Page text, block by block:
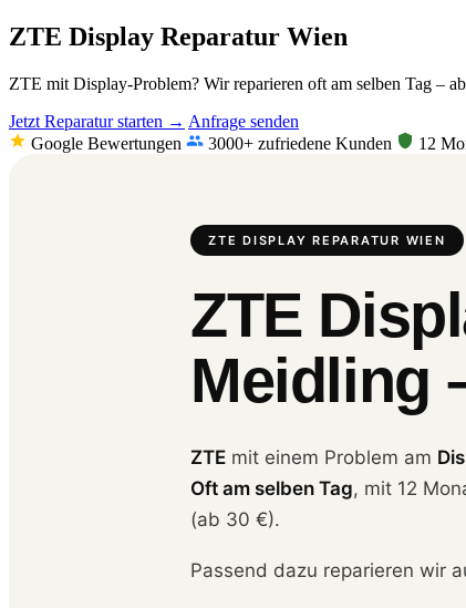
ZTE Display Reparatur Wien
ZTE mit Display-Problem? Wir reparieren oft am selben Tag –
Jetzt Reparatur starten → Anfrage senden
Google Bewertungen
3000+ zufriedene Kunden 12
ZTE DISPLAY REPARATUR WIEN
ZTE
Meidling
ZTE mit einem Problem am
Oft am selben Tag, mit 12
(ab 30 €).
Passend dazu reparieren wir